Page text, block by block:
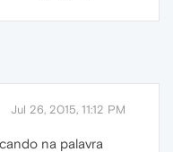
Jul 26, 2015, 11:12 PM
na palavra